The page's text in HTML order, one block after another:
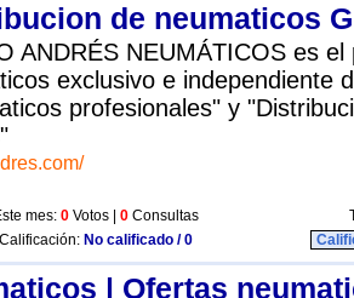
de neumaticos
ANDRÉS NEUMÁTICOS es
exclusivo e independiente
profesionales" y
mes: 0 Votos | 0 Consultas
Calificación: No calificado / 0
| Ofertas